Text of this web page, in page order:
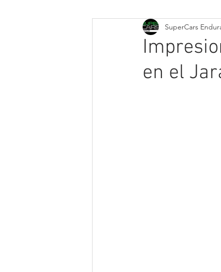
en el
SuperCars